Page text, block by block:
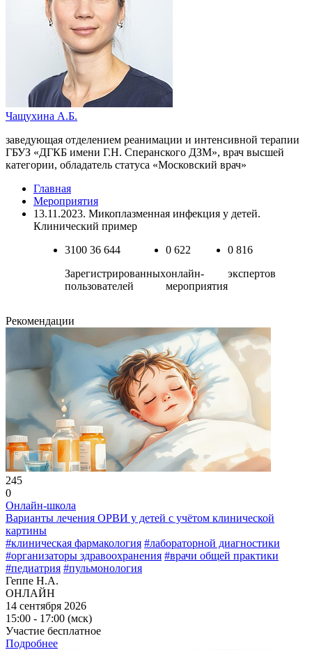
Чащухина А.Б.
заведующая отделением реанимации и интенсивной терапии
ГБУЗ «ДГКБ имени Г.Н. Сперанского ДЗМ», врач высшей
категории, обладатель статуса «Московский врач»
Главная
Мероприятия
13.11.2023. Микоплазменная инфекция у детей.
Клинический пример
3100 36 644
Зарегистрированных
пользователей
0 622
онлайн-
мероприятия
0 816
экспертов
Рекомендации
245
0
Онлайн-школа
Варианты лечения ОРВИ у детей с учётом клинической
картины
#клиническая фармакология #лабораторной диагностики
#организаторы здравоохранения #врачи общей практики
#педиатрия #пульмонология
Геппе Н.А.
ОНЛАЙН
14 сентября 2026
15:00 - 17:00 (мск)
Участие бесплатное
Подробнее